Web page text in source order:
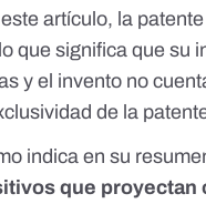
artículo, la
que significa que su
y el invento no
de la
indica en su
que proyectan